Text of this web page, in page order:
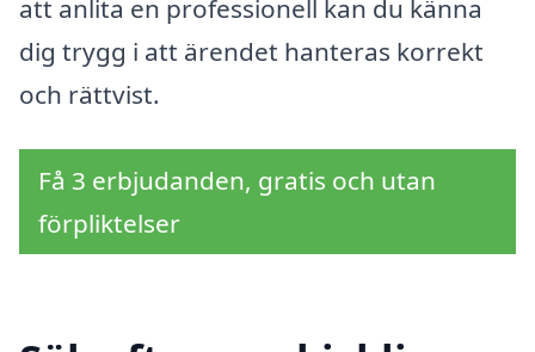
att anlita en professionell kan du känna
dig trygg i att ärendet hanteras korrekt
och rättvist.
Få 3 erbjudanden, gratis och utan
förpliktelser